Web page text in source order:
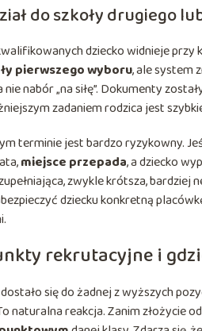
do szkoły drugiego
dziecko widnieje
pierwszego wyboru, ale system
nabór „na siłę”. Dokumenty
zadaniem rodzica jest
terminie jest bardzo ryzykowny.
miejsce przepada, a dziecko
zwykle krótsza, bardziej
dziecku konkretną
rekrutacyjne i
się do żadnej z wyższych
naturalna reakcja. Zanim złożycie